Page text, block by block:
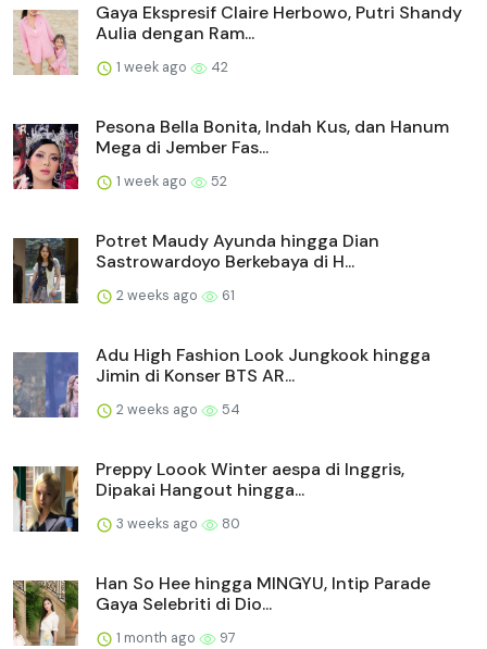
Gaya Ekspresif Claire Herbowo, Putri Shandy
Aulia dengan Ram...
1 week ago 42
Pesona Bella Bonita, Indah Kus, dan Hanum
Mega di Jember Fas...
1 week ago 52
Potret Maudy Ayunda hingga Dian
Sastrowardoyo Berkebaya di H...
2 weeks ago 61
Adu High Fashion Look Jungkook hingga
Jimin di Konser BTS AR...
2 weeks ago 54
Preppy Loook Winter aespa di Inggris,
Dipakai Hangout hingga...
3 weeks ago 80
Han So Hee hingga MINGYU, Intip Parade
Gaya Selebriti di Dio...
1 month ago 97